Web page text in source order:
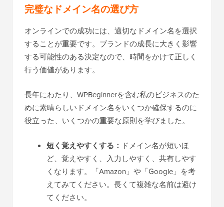
完璧なドメイン名の選び方
オンラインでの成功には、適切なドメイン名を選択
することが重要です。ブランドの成長に大きく影響
する可能性のある決定なので、時間をかけて正しく
行う価値があります。
長年にわたり、WPBeginnerを含む私のビジネスのた
めに素晴らしいドメイン名をいくつか確保するのに
役立った、いくつかの重要な原則を学びました。
短く覚えやすくする： ドメイン名が短いほ
ど、覚えやすく、入力しやすく、共有しやす
くなります。「Amazon」や「Google」を考
えてみてください。長くて複雑な名前は避け
てください。